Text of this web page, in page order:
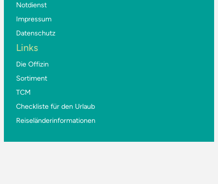
Notdienst
Impressum
Datenschutz
Links
Die Offizin
Sortiment
TCM
Checkliste für den Urlaub
Reiseländerinformationen